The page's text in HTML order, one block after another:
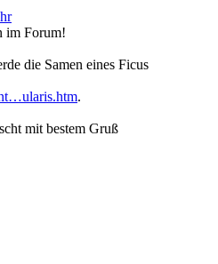
im Forum!
die Samen eines Ficus
.
mit bestem Gruß